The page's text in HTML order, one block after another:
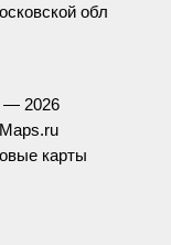
обл
— 2026
карты